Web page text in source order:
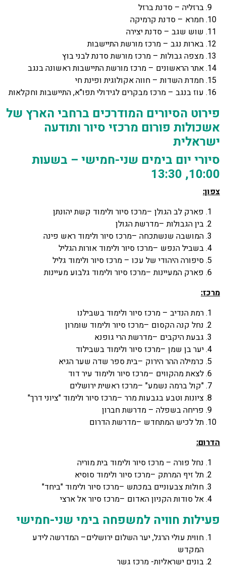
ברזליה – סדנת ברזל
חמרא – סדנת קרמיקה
שוש שגב – סדנת יצירה
בארות נגב – מרכז מורשת התיישבות
מצפה גבולות – מרכז מורשת סדנת לבני בוץ
אתר הראשונים – מרכז מורשת התיישבות ראשונה בנגב
חמדת השדות – חווה אקולוגית ופינת חי
עוז בנגב – מרכז מבקרים לגידולי תפו"א, התיישבות וחקלאות
פירוט הסיורים המודרכים ברחבי הארץ של
אשכולות פורום מרכזי סיור ותודעה
ישראלית
סיורי יום בימים שני-חמישי – בשעות
10:00, 13:30
צפון:
פארק לב הגולן –מרכז סיור ולימוד קשת יהונתן
בין הגבולות –מדרשת הגולן
המושבה שנשתכחה –מרכז סיור ולימוד ראש פינה
בשביל הנפש –מרכז סיור ולימוד אורות הגליל
סיפורה היהודי של עכו – מרכז סיור ולימוד גליל
פארק המעיינות –מרכז סיור ולימוד גלבוע מעיינות
מרכז:
רמת הנדיב – מרכז סיור ולימוד בשבילנו
נחל קנה הקסום –מרכז סיור ולימוד שומרון
גבעת היקבים –מדרשת הרי גופנא
יער בן שמן –מרכז סיור ולימוד בשבילוד
כרמילה ההר הירוק –בית ספר שדה שער הגיא
לצאת מהקווים –מרכז סיור ולימוד עיר דוד
"קול ברמה נשמע" –מרכז ראשית ירושלים
ציונות וטבע בגבעות מרר –מרכז סיור ולימוד "ציוני דרך"
פריחה בשפלה – מדרשת חברון
תל לכיש המתחדש –מדרשת הדרום
הדרום:
נחל פורה – מרכז סיור ולימוד בית מוריה
תל זיף המרתק –מרכז סיור ולימוד סוסיא
חולות צבעוניים במכתש –מרכז סיור ולימוד "ביחד"
אל סודות הקניון האדום –מרכז סיור אל ארצי
פעילות חוויה למשפחה בימי שני-חמישי
חווית עולי הרגל, יער השלום ירושלים– המדרשה לידע
המקדש
בונים ישראליות- מרכז גשר